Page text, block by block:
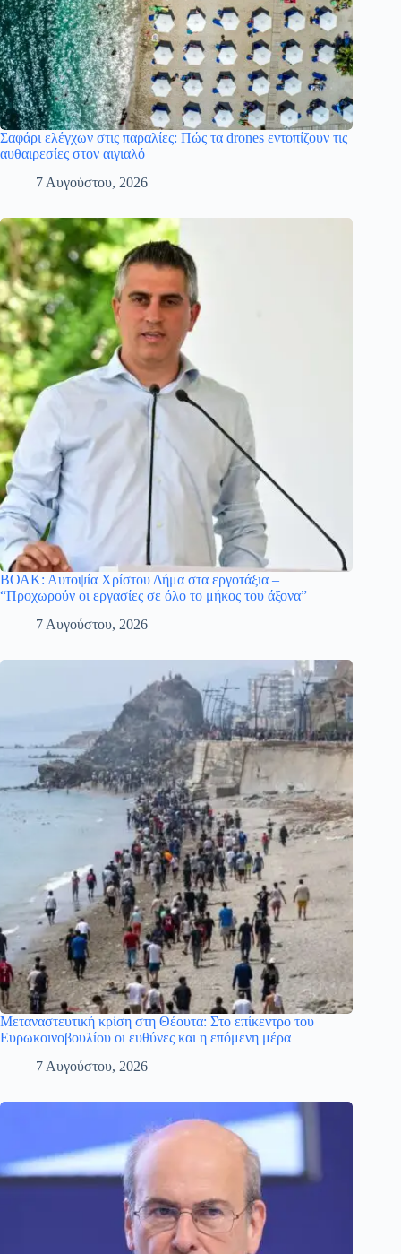
Σαφάρι ελέγχων στις παραλίες: Πώς τα drones εντοπίζουν τις
αυθαιρεσίες στον αιγιαλό
7 Αυγούστου, 2026
ΒΟΑΚ: Αυτοψία Χρίστου Δήμα στα εργοτάξια –
“Προχωρούν οι εργασίες σε όλο το μήκος του άξονα”
7 Αυγούστου, 2026
Μεταναστευτική κρίση στη Θέουτα: Στο επίκεντρο του
Ευρωκοινοβουλίου οι ευθύνες και η επόμενη μέρα
7 Αυγούστου, 2026